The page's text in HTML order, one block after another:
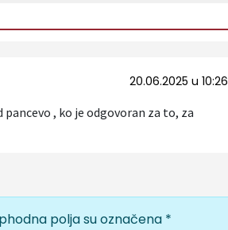
20.06.2025 u 10:26
, ko je odgovoran za to, za
polja su označena *